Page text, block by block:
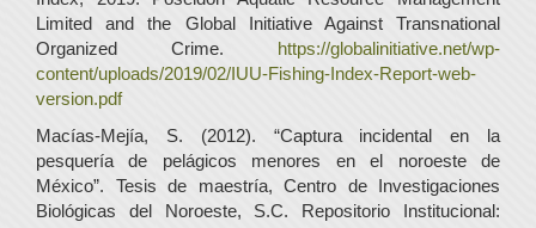
Limited and the Global Initiative Against Transnational
Organized Crime. https://globalinitiative.net/wp-
content/uploads/2019/02/IUU-Fishing-Index-Report-web-
version.pdf
Macías-Mejía, S. (2012). “Captura incidental en la
pesquería de pelágicos menores en el noroeste de
México”. Tesis de maestría, Centro de Investigaciones
Biológicas del Noroeste, S.C. Repositorio Institucional: